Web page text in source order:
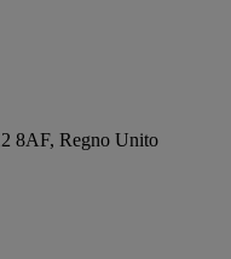
8AF, Regno Unito